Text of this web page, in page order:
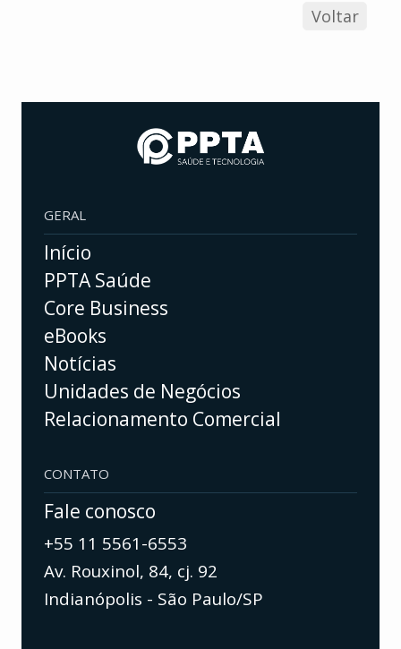
Voltar
GERAL
Início
PPTA Saúde
Core Business
eBooks
Notícias
Unidades de Negócios
Relacionamento Comercial
CONTATO
Fale conosco
+55 11 5561-6553
Av. Rouxinol, 84, cj. 92
Indianópolis - São Paulo/SP